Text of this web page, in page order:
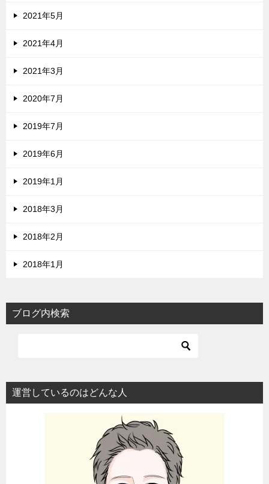
2021年5月
2021年4月
2021年3月
2020年7月
2019年7月
2019年6月
2019年1月
2018年3月
2018年2月
2018年1月
ブログ内検索
運営しているのはどんな人